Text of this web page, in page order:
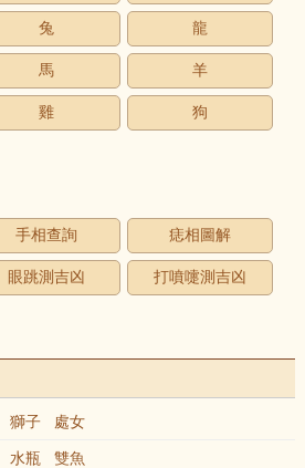
兔 龍
馬 羊
雞 狗
手相查詢 痣相圖解
眼跳測吉凶 打噴嚏測吉凶
獅子 處女
水瓶 雙魚